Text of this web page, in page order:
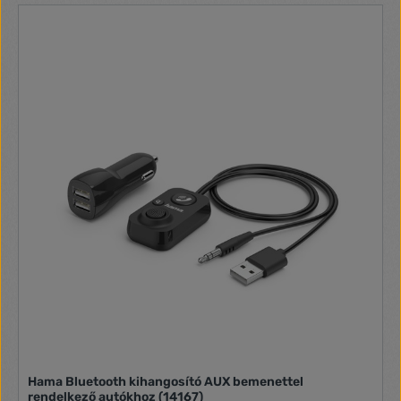
Headset súlya: 62 gr. Fülcsatlakozás: A fülön A jelátalakító
elve: Dinamikus zárt Kompatibilitás: PC / Puha telefon
Méretek termék méretek: 50 mm. + 140 mm. + 160 mm. A
termék magassága: 160 mm. Fülpárna mérete: 50 mm. + 50
mm. + 5 mm. Súly: 62 gr. Kábelhosszúság: 2000 mm.
Hama Bluetooth kihangosító AUX bemenettel
rendelkező autókhoz (14167)